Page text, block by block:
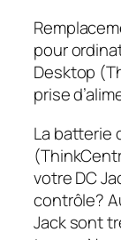
pour
Desktop
prise
La batterie
votre DC
contrôle?
Jack sont